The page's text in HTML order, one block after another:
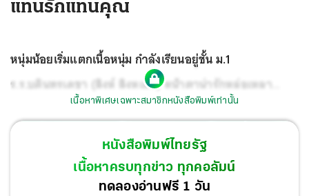
แทนรักแทนคุณ
หนุ่มน้อยเริ่มแตกเนื้อหนุ่ม กำลังเรียนอยู่ชั้น ม.1
ร.ร.บดินทรเดชา (สิงห์ สิงหเสนี) หน้าตาน่ารักหล่อเหลา
พูดจาฉะฉาน กล้าหาญชัดเจน อักขระควบกล้ำทุกคำ
จำนรรจาชัดแจ่ม
เนื้อหาพิเศษเฉพาะสมาชิกหนังสือพิมพ์เท่านั้น
หนังสือพิมพ์ไทยรัฐ
เนื้อหาครบทุกข่าว ทุกคอลัมน์
ทดลองอ่านฟรี 1 วัน